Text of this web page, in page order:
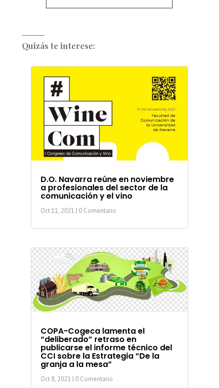
Quizás te interese:
D.O. Navarra reúne en noviembre
a profesionales del sector de la
comunicación y el vino
Oct 11, 2021 | 0 Comentario
COPA-Cogeca lamenta el
“deliberado” retraso en
publicarse el informe técnico del
CCI sobre la Estrategia “De la
granja a la mesa”
Oct 8, 2021 | 0 Comentario